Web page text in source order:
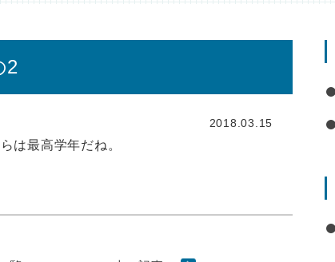
2
2018.03.15
は最高学年だね。